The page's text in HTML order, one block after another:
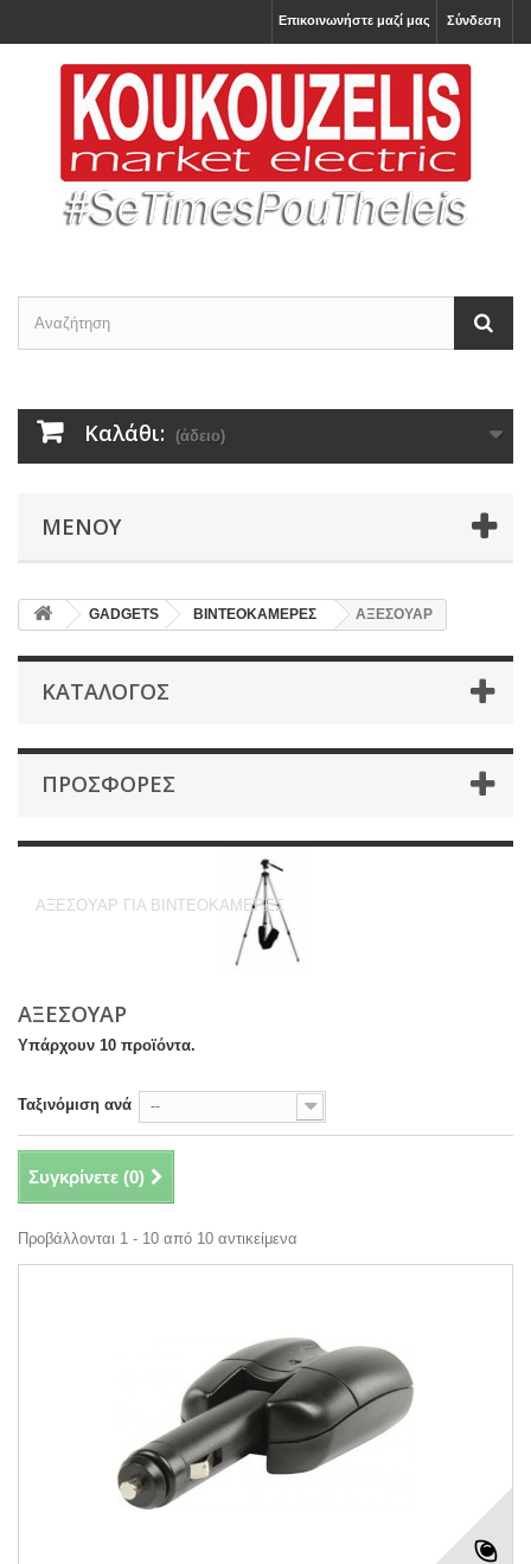
Σύνδεση
Επικοινωνήστε μαζί μας
Καλάθι: (άδειο)
ΜΕΝΟΎ
GADGETS ΒΙΝΤΕΟΚΑΜΕΡΕΣ ΑΞΕΣΟΥΑΡ
ΚΑΤΆΛΟΓΟΣ
ΠΡΟΣΦΟΡΈΣ
ΑΞΕΣΟΥΑΡ ΓΙΑ ΒΙΝΤΕΟΚΑΜΕΡΕΣ
ΑΞΕΣΟΥΑΡ
Υπάρχουν 10 προϊόντα.
Ταξινόμιση ανά --
Συγκρίνετε (0)
Προβάλλονται 1 - 10 από 10 αντικείμενα